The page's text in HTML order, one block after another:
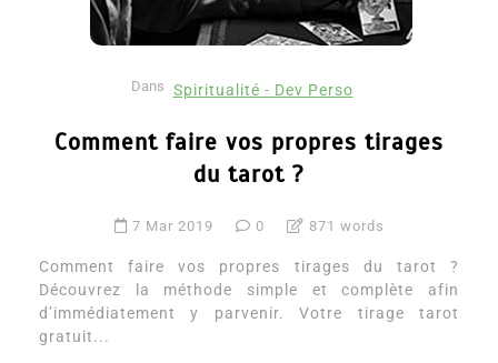
Dans Spiritualité - Dev Perso
Comment faire vos propres tirages
du tarot ?
7 Mar 2019 0 871 words
Comment faire vos propres tirages du tarot ?
Découvrez la méthode simple et complète afin
d’immédiatement y parvenir. Votre tirage tarot
gratuit...